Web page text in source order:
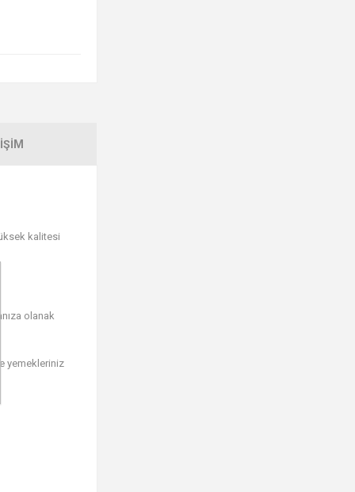
kalitesi
olanak
yemekleriniz